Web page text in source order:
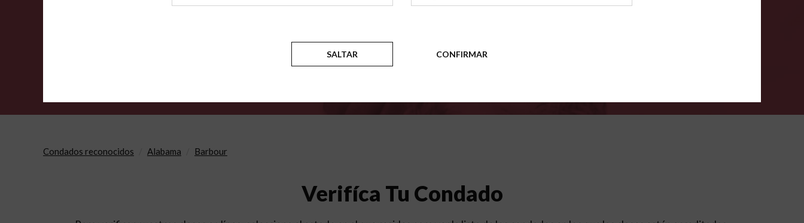
Condados reconocidos Alabama Barbour
Verifíca Tu Condado
SALTAR CONFIRMAR